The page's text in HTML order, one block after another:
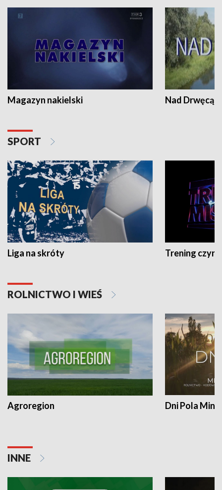
Magazyn nakielski Nad Drwęcą
SPORT
Liga na skróty Trening czyni
ROLNICTWO I WIEŚ
Agroregion Dni Pola
INNE